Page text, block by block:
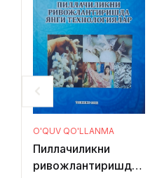
O'QUV QO'LLANMA
Пиллачиликни
ривожлантиришда